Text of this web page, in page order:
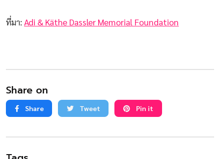
ที่มา: Adi & Käthe Dassler Memorial Foundation
Share on
Share Tweet Pin it